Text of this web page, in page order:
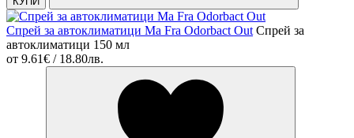
Спрей за автоклиматици Ma Fra Odorbact Out Спрей за
автоклиматици 150 мл
от 9.61€ / 18.80лв.